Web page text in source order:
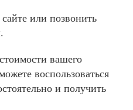
или позвонить
вашего
воспользоваться
и получить